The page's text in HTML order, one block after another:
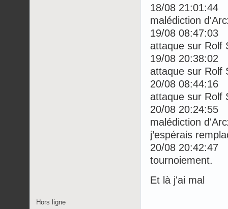
18/08 21:01:44
malédiction
19/08 08:47:03
attaque sur Rolf
19/08 20:38:02
attaque sur Rolf
20/08 08:44:16
attaque sur Rolf
20/08 20:24:55
malédiction
j’espérais
20/08 20:42:47
tournoiement.
Et là j'ai mal
Hors ligne